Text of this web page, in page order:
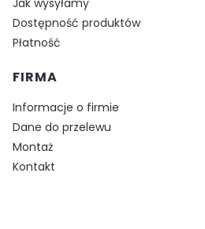
Jak wysyłamy
Dostępność produktów
Płatność
FIRMA
Informacje o firmie
Dane do przelewu
Montaż
Kontakt